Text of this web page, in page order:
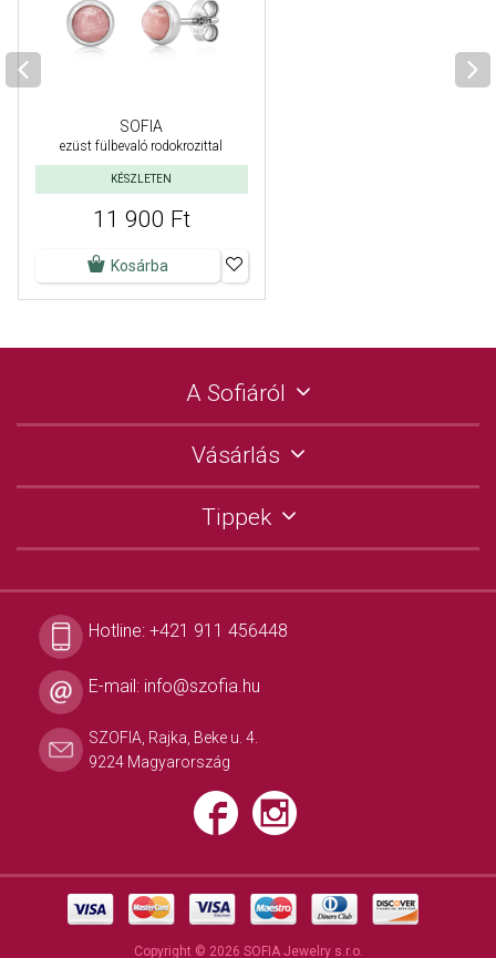
SOFIA
ezüst fülbevaló rodokrozittal
KÉSZLETEN
11 900 Ft
Kosárba
A Sofiáról
Vásárlás
Tippek
Hotline: +421 911 456448
E-mail: info@szofia.hu
SZOFIA, Rajka, Beke u. 4.
9224 Magyarország
Copyright © 2026 SOFIA Jewelry s.r.o.